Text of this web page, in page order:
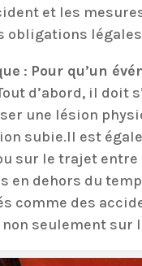
et les
obligations
: Pour qu’un
d’abord, il doit
une lésion
subie.Il est
sur le trajet
en dehors du
comme des
non seulement